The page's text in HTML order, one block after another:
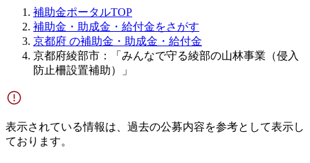
補助金ポータルTOP
補助金・助成金・給付金をさがす
京都府 の補助金・助成金・給付金
京都府綾部市：「みんなで守る綾部の山林事業（侵入
防止柵設置補助）」
表示されている情報は、過去の公募内容を参考として表示し
ております。